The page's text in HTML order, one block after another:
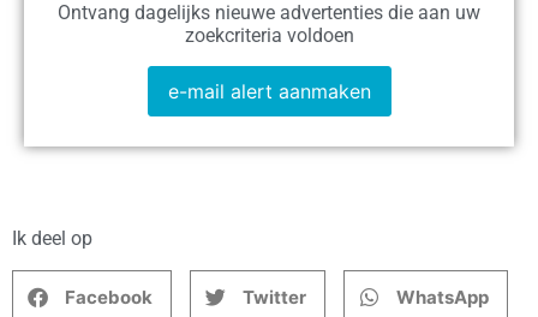
Ontvang dagelijks nieuwe advertenties die aan uw
zoekcriteria voldoen
e-mail alert aanmaken
Ik deel op
Facebook Twitter WhatsApp